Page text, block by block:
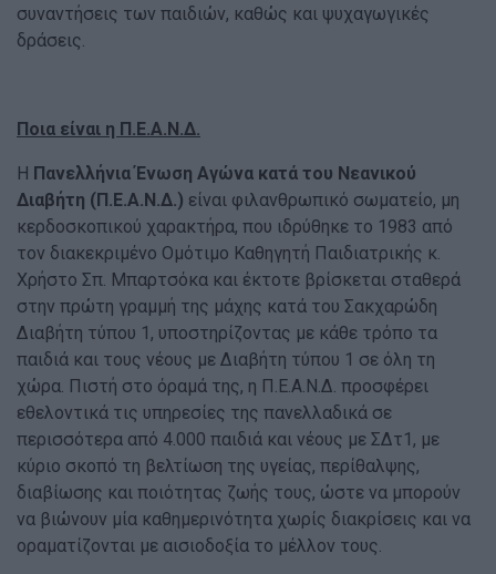
συναντήσεις των παιδιών, καθώς και ψυχαγωγικές
δράσεις.
Ποια είναι η Π.Ε.Α.Ν.Δ.
Η Πανελλήνια Ένωση Αγώνα κατά του Νεανικού
Διαβήτη (Π.Ε.Α.Ν.Δ.) είναι φιλανθρωπικό σωματείο, μη
κερδοσκοπικού χαρακτήρα, που ιδρύθηκε το 1983 από
τον διακεκριμένο Ομότιμο Καθηγητή Παιδιατρικής κ.
Χρήστο Σπ. Μπαρτσόκα και έκτοτε βρίσκεται σταθερά
στην πρώτη γραμμή της μάχης κατά του Σακχαρώδη
Διαβήτη τύπου 1, υποστηρίζοντας με κάθε τρόπο τα
παιδιά και τους νέους με Διαβήτη τύπου 1 σε όλη τη
χώρα. Πιστή στο όραμά της, η Π.Ε.Α.Ν.Δ. προσφέρει
εθελοντικά τις υπηρεσίες της πανελλαδικά σε
περισσότερα από 4.000 παιδιά και νέους με ΣΔτ1, με
κύριο σκοπό τη βελτίωση της υγείας, περίθαλψης,
διαβίωσης και ποιότητας ζωής τους, ώστε να μπορούν
να βιώνουν μία καθημερινότητα χωρίς διακρίσεις και να
οραματίζονται με αισιοδοξία το μέλλον τους.